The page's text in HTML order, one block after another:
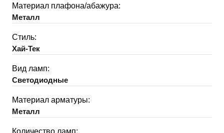
Материал плафона/абажура:
Металл
Стиль:
Хай-Тек
Вид ламп:
Светодиодные
Материал арматуры:
Металл
Количество ламп: